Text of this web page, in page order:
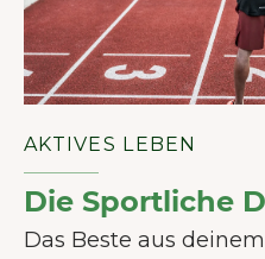
AKTIVES LEBEN
Die Sportliche
Das Beste aus